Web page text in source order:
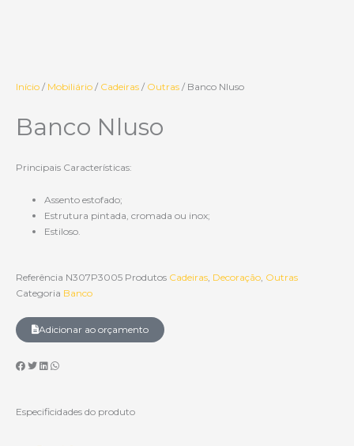
Início / Mobiliário / Cadeiras / Outras / Banco Nluso
Banco Nluso
Principais Características:
Assento estofado;
Estrutura pintada, cromada ou inox;
Estiloso.
Referência N307P3005 Produtos Cadeiras Decoração Outras
Categoria Banco
Adicionar ao orçamento
Especificidades do produto